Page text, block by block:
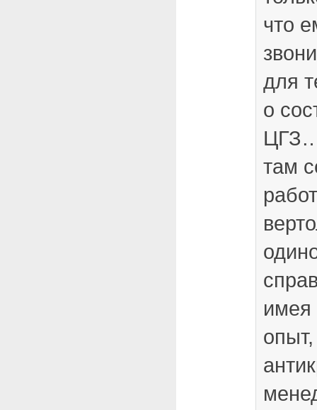
что
для
о
там
имея